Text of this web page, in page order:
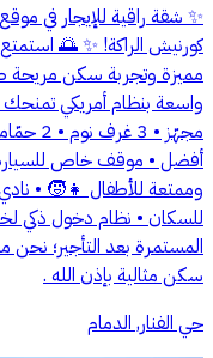
✨ شقة راقية للإيجار في
كورنيش الراكة! ✨ 🌅
مميزة وتجربة سكن مريحة
واسعة بنظام أمريكي تمنحك
مجهّز
أفضل • موقف خاص للسيارة
وممتعة للأطفال 👧🧒 •
للسكان • نظام دخول ذكي
المستمرة بعد التأجير؛
سكن مثالية بإذن الله .
حي الفنار, الدمام